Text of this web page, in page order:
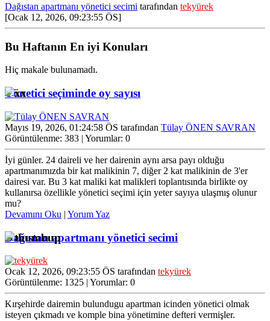
Dağıstan apartmanı yönetici secimi tarafından tekyürek
[Ocak 12, 2026, 09:23:55 ÖS]
Bu Haftanın En iyi Konuları
Hiç makale bulunamadı.
Yönetici seçiminde oy sayısı
Mayıs 19, 2026, 01:24:58 ÖS tarafından Tülay ÖNEN SAVRAN
Görüntülenme: 383 | Yorumlar: 0
İyi günler. 24 daireli ve her dairenin aynı arsa payı olduğu
apartmanımızda bir kat malikinin 7, diğer 2 kat malikinin de 3'er
dairesi var. Bu 3 kat maliki kat malikleri toplantısında birlikte oy
kullanırsa özellikle yönetici seçimi için yeter sayıya ulaşmış olunur
mu?
Devamını Oku | Yorum Yaz
Dağıstan apartmanı yönetici secimi
Ocak 12, 2026, 09:23:55 ÖS tarafından tekyürek
Görüntülenme: 1325 | Yorumlar: 0
Kırşehirde dairemin bulundugu apartman icinden yönetici olmak
isteyen çıkmadı ve komple bina yönetimine defteri vermişler.